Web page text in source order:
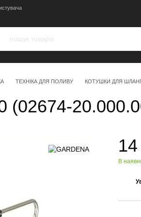
ТЕХНІКА ДЛЯ ПОЛИВУ КОТУШКИ ДЛЯ
(02674-
В